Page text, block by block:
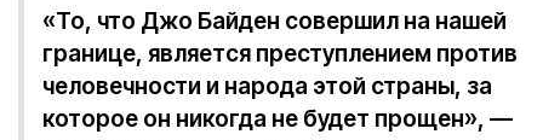
«То, что Джо Байден совершил на нашей
границе, является преступлением против
человечности и народа этой страны, за
которое он никогда не будет прощен», —